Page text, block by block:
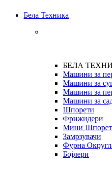
Бела Техника
БЕЛА
Машини за
Машини за
Машини за
Машини за
Шпорети
Фрижидери
Мини
Замрзувачи
Фурна
Бојлери